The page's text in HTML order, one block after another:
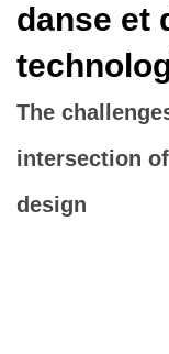
danse et
The
intersection
design